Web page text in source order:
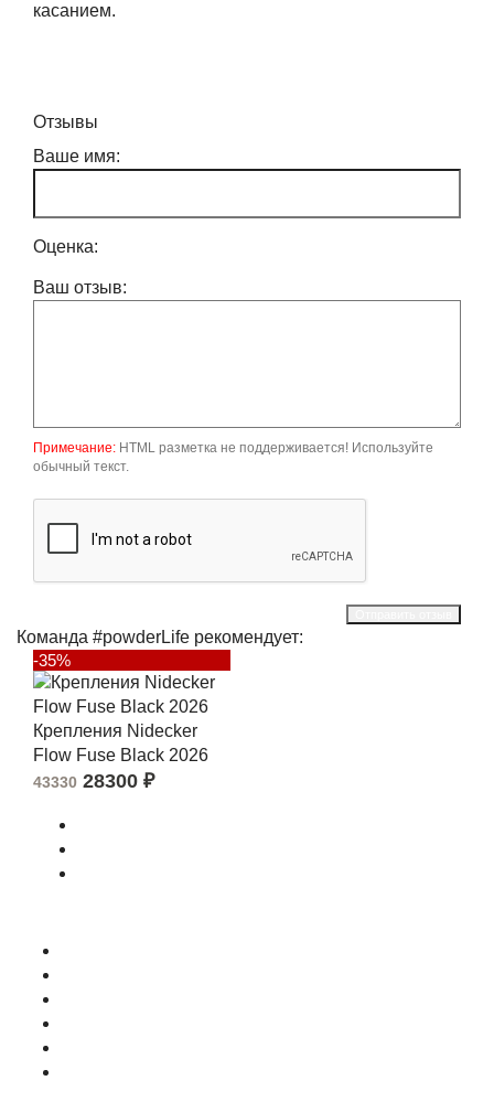
касанием.
Отзывы
Ваше имя:
Оценка:
Ваш отзыв:
Примечание: HTML разметка не поддерживается! Используйте
обычный текст.
Команда #powderLife рекомендует:
-35%
Крепления Nidecker
Flow Fuse Black 2026
43330 28300 ₽